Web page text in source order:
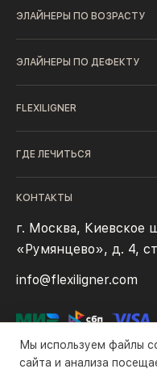
ЭЛАЙНЕРЫ ПО ВОЗРАСТУ
ЭЛАЙНЕРЫ ПО ДЕФЕКТУ
FLEXILIGNER
ГДЕ ЛЕЧИТЬСЯ
КОНТАКТЫ
г. Москва, Киевское
«Румянцево», д. 4,
info@flexiligner.com
Мы используем файлы
сайта и анализа